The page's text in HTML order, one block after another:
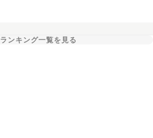
ランキング一覧を見る